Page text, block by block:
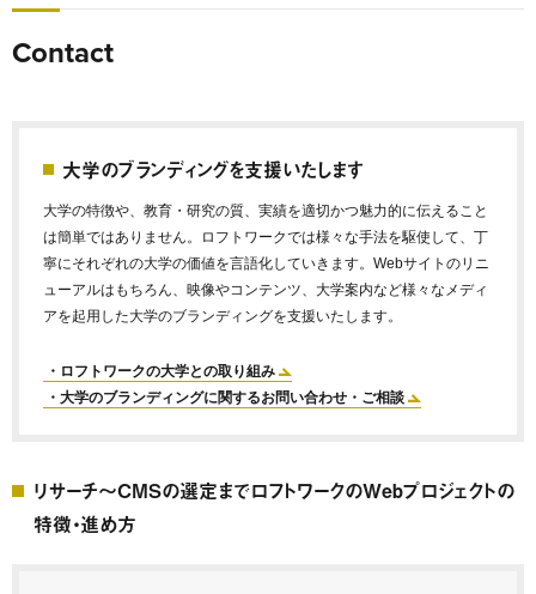
Contact
大学のブランディングを支援いたします
大学の特徴や、教育・研究の質、実績を適切かつ魅力的に伝えること
は簡単ではありません。ロフトワークでは様々な手法を駆使して、丁
寧にそれぞれの大学の価値を言語化していきます。Webサイトのリニ
ューアルはもちろん、映像やコンテンツ、大学案内など様々なメディ
アを起用した大学のブランディングを支援いたします。
・ロフトワークの大学との取り組み
・大学のブランディングに関するお問い合わせ・ご相談
リサーチ〜CMSの選定までロフトワークのWebプロジェクトの
特徴・進め方